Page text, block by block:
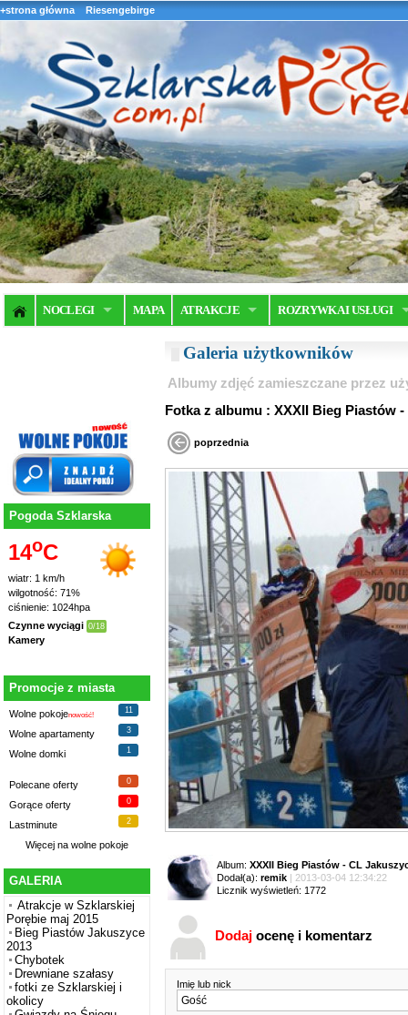
+strona główna Riesengebirge
NOCLEGI MAPA ATRAKCJE ROZRYWKA I USŁUGI
Pogoda Szklarska
14oC
wiatr: 1 km/h
wilgotność: 71%
ciśnienie: 1024hpa
Czynne wyciągi 0/18
Kamery
Promocje z miasta
Wolne pokojenowość!
11
Wolne apartamenty 3
Wolne domki 1
Polecane oferty 0
Gorące oferty 0
Lastminute 2
Więcej na wolne pokoje
GALERIA
Atrakcje w Szklarskiej
Porębie maj 2015
Bieg Piastów Jakuszyce
2013
Chybotek
Drewniane szałasy
fotki ze Szklarskiej i
okolicy
Galeria użytkowników
Albumy zdjęć zamieszczane przez
Fotka z albumu : XXXII Bieg
poprzednia
Album: XXXII Bieg Piastów - CL
Dodał(a): remik | 2013-03-04 12:34:22
Licznik wyświetleń: 1772
Dodaj ocenę i komentarz
Imię lub nick